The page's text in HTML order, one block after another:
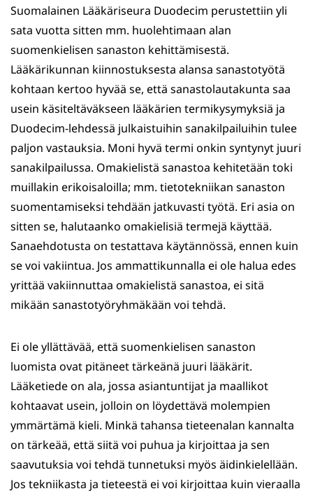
Suomalainen Lääkäriseura Duodecim perustettiin yli
sata vuotta sitten mm. huolehtimaan alan
suomenkielisen sanaston kehittämisestä.
Lääkärikunnan kiinnostuksesta alansa sanastotyötä
kohtaan kertoo hyvää se, että sanastolautakunta saa
usein käsiteltäväkseen lääkärien termikysymyksiä ja
Duodecim-lehdessä julkaistuihin sanakilpailuihin tulee
paljon vastauksia. Moni hyvä termi onkin syntynyt juuri
sanakilpailussa. Omakielistä sanastoa kehitetään toki
muillakin erikoisaloilla; mm. tietotekniikan sanaston
suomentamiseksi tehdään jatkuvasti työtä. Eri asia on
sitten se, halutaanko omakielisiä termejä käyttää.
Sanaehdotusta on testattava käytännössä, ennen kuin
se voi vakiintua. Jos ammattikunnalla ei ole halua edes
yrittää vakiinnuttaa omakielistä sanastoa, ei sitä
mikään sanastotyöryhmäkään voi tehdä.
Ei ole yllättävää, että suomenkielisen sanaston
luomista ovat pitäneet tärkeänä juuri lääkärit.
Lääketiede on ala, jossa asiantuntijat ja maallikot
kohtaavat usein, jolloin on löydettävä molempien
ymmärtämä kieli. Minkä tahansa tieteenalan kannalta
on tärkeää, että siitä voi puhua ja kirjoittaa ja sen
saavutuksia voi tehdä tunnetuksi myös äidinkielellään.
Jos tekniikasta ja tieteestä ei voi kirjoittaa kuin vieraalla